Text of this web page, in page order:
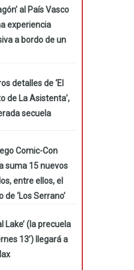
al País Vasco
experiencia
a bordo de un
detalles de ‘El
de La Asistenta’,
secuela
Comic-Con
suma 15 nuevos
entre ellos, el
de ‘Los Serrano’
Lake’ (la precuela
13’) llegará a